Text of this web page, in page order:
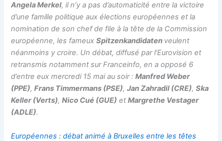
Angela Merkel, il n’y a pas d’automaticité entre la victoire
d’une famille politique aux élections européennes et la
nomination de son chef de file à la tête de la Commission
européenne, les fameuxSpitzenkandidaten veulent
néanmoins y croire. Un débat, diffusé par l’Eurovision et
retransmis notamment sur Franceinfo, en a opposé 6
d’entre eux mercredi 15 mai au soir :Manfred Weber
(PPE),Frans Timmermans (PSE),Jan Zahradil (CRE),Ska
Keller (Verts),Nico Cué (GUE) etMargrethe Vestager
(ADLE).
Européennes : débat animé à Bruxelles entre les têtes